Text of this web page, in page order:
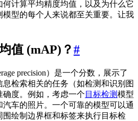
计算平均精度均值，以及为什么它
型的每个人来说都至关重要。让我
值 (mAP)？#
precision）是一个分数，展示了
检索相关的任务（如检测和识别图
度。例如，考虑一个 目标检测模型
车的照片。一个可靠的模型可以通
绘制边界框和标签来执行目标检